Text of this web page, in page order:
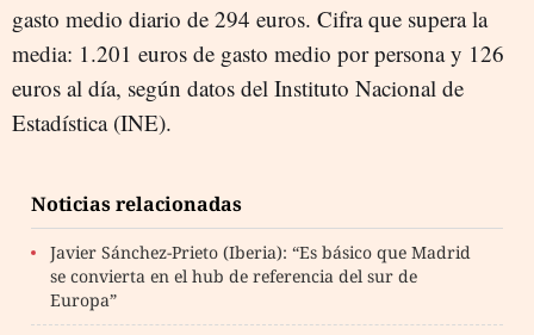
gasto medio diario de 294 euros. Cifra que supera la
media: 1.201 euros de gasto medio por persona y 126
euros al día, según datos del Instituto Nacional de
Estadística (INE).
Noticias relacionadas
Javier Sánchez-Prieto (Iberia): “Es básico que Madrid
se convierta en el hub de referencia del sur de
Europa”